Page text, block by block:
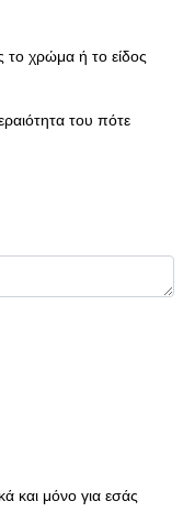
το χρώμα ή το είδος
του πότε
και μόνο για εσάς